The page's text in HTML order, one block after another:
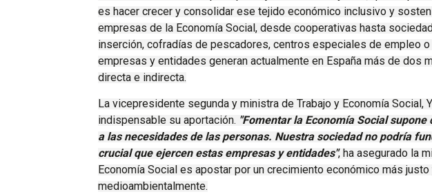
es hacer crecer y consolidar ese tejido económico inclusivo y
empresas de la Economía Social, desde cooperativas hasta
inserción, cofradías de pescadores, centros especiales de empleo
empresas y entidades generan actualmente en España más de dos
directa e indirecta.
La vicepresidente segunda y ministra de Trabajo y Economía Social,
indispensable su aportación. "Fomentar la Economía Social
a las necesidades de las personas. Nuestra sociedad no podría
crucial que ejercen estas empresas y entidades", ha asegurado la
Economía Social es apostar por un crecimiento económico más
medioambientalmente.